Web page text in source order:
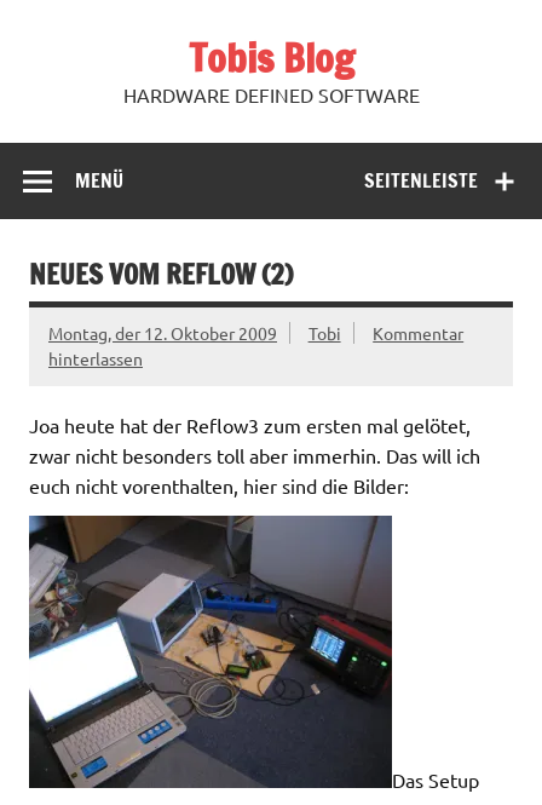
Tobis Blog
HARDWARE DEFINED SOFTWARE
SEITENLEISTE
MENÜ
NEUES VOM REFLOW (2)
Montag, der 12. Oktober 2009 Tobi
Kommentar
hinterlassen
Joa heute hat der Reflow3 zum ersten mal gelötet,
zwar nicht besonders toll aber immerhin. Das will ich
euch nicht vorenthalten, hier sind die Bilder:
Das Setup